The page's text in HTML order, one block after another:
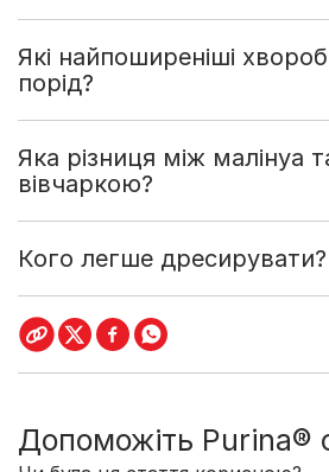
Які найпоширеніші
порід?
Яка різниця між малінуа
вівчаркою?
Кого легше дресирувати?
Допоможіть Purina®